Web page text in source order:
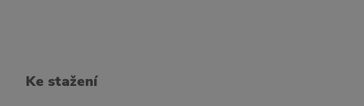
Ke stažení